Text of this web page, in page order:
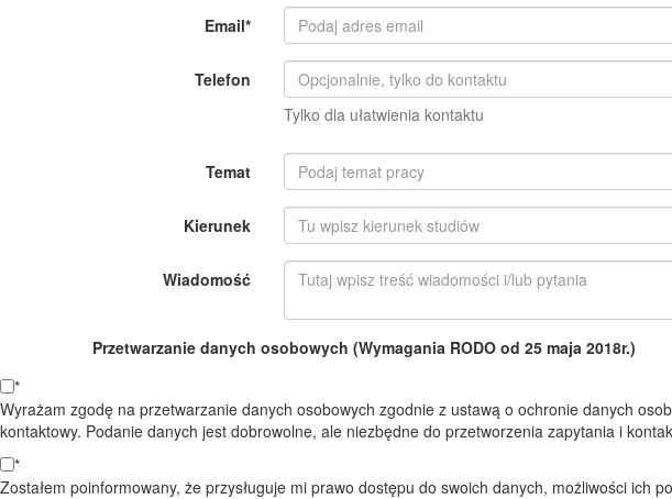
Email*
Telefon
Tylko dla ułatwienia kontaktu
Temat
Kierunek
Wiadomość
Przetwarzanie danych osobowych (Wymagania RODO od 25 maja 2018r.)
*
Wyrażam zgodę na przetwarzanie danych osobowych zgodnie z ustawą o ochronie danych
kontaktowy. Podanie danych jest dobrowolne, ale niezbędne do przetworzenia zapytania i
*
Zostałem poinformowany, że przysługuje mi prawo dostępu do swoich danych, możliwości ich